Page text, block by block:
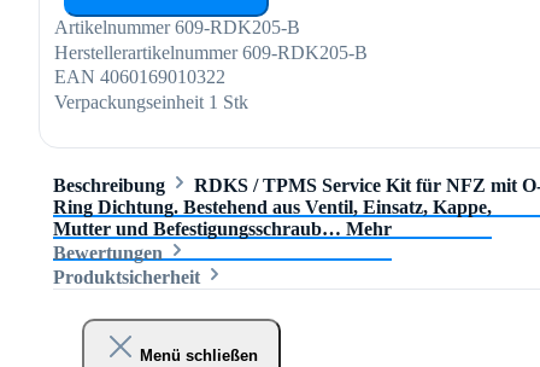
Artikelnummer 609-RDK205-B
Herstellerartikelnummer 609-RDK205-B
EAN 4060169010322
Verpackungseinheit 1 Stk
Beschreibung
RDKS / TPMS Service Kit für NFZ mit
Ring Dichtung. Bestehend aus Ventil, Einsatz, Kappe,
Mutter und Befestigungsschraub… Mehr
Bewertungen
Produktsicherheit
Menü schließen